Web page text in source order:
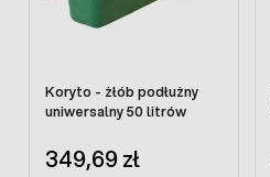
Koryto - żłób podłużny
uniwersalny 50 litrów
349,69 zł